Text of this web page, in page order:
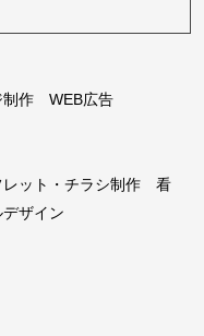
制作 WEB広告
ット・チラシ制作 看
ザイン